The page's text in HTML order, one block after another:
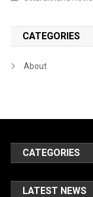
CATEGORIES
About
CATEGORIES
LATEST NEWS